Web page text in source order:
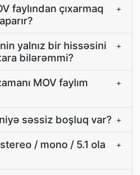
faylından çıxarmaq
+
yalnız bir hissəsini
bilərəmmi?
+
MOV faylım
+
səssiz boşluq var? +
/ mono / 5.1 ola
+